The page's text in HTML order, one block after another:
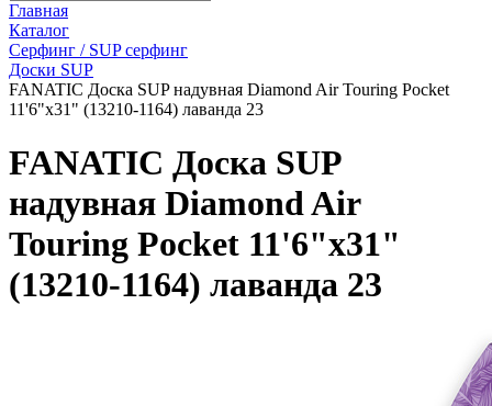
Главная
Каталог
Серфинг / SUP серфинг
Доски SUP
FANATIC Доска SUP надувная Diamond Air Touring Pocket
11'6"x31" (13210-1164) лаванда 23
FANATIC Доска SUP
надувная Diamond Air
Touring Pocket 11'6"x31"
(13210-1164) лаванда 23